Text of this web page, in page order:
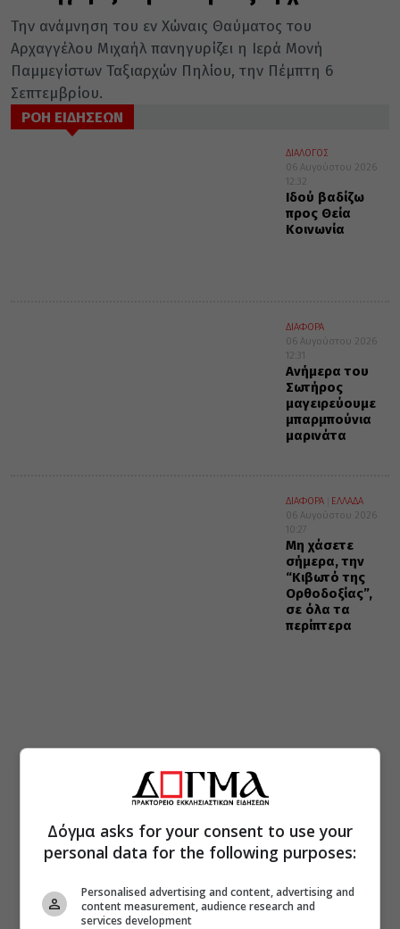
Την ανάμνηση του εν Χώναις Θαύματος του
Αρχαγγέλου Μιχαήλ πανηγυρίζει η Ιερά Μονή
Παμμεγίστων Ταξιαρχών Πηλίου, την Πέμπτη 6
Σεπτεμβρίου.
ΡΟΗ ΕΙΔΗΣΕΩΝ
ΔΙΑΛΟΓΟΣ
06 Αυγούστου 2026
12:32
Ιδού βαδίζω
προς Θεία
Κοινωνία
ΔΙΑΦΟΡΑ
06 Αυγούστου 2026
12:31
Ανήμερα του
Σωτήρος
μαγειρεύουμε
μπαρμπούνια
μαρινάτα
ΔΙΑΦΟΡΑ
ΕΛΛΑΔΑ
06 Αυγούστου 2026
10:27
Μη χάσετε
σήμερα, την
“Κιβωτό της
Ορθοδοξίας”,
σε όλα τα
περίπτερα
Δόγμα asks for your consent to use your
personal data for the following purposes:
Personalised advertising and content, advertising and
content measurement, audience research and
services development